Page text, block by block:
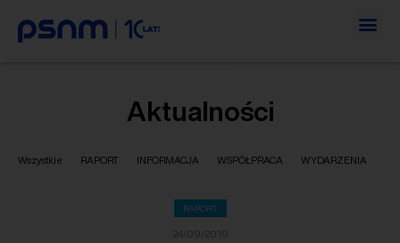
Aktualności
Wszystkie RAPORT INFORMACJA WSPÓŁPRACA WYDARZENIA
RAPORT
24/09/2019